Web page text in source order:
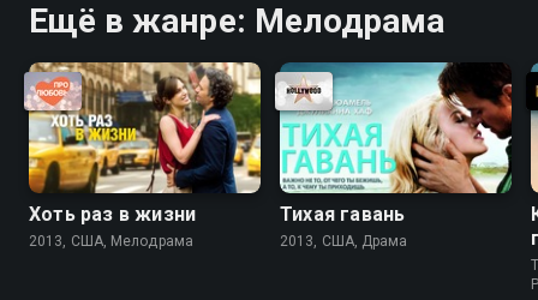
Ещё в жанре: Мелодрама
Хоть раз в жизни
2013, США, Мелодрама
Тихая гавань
2013, США, Драма